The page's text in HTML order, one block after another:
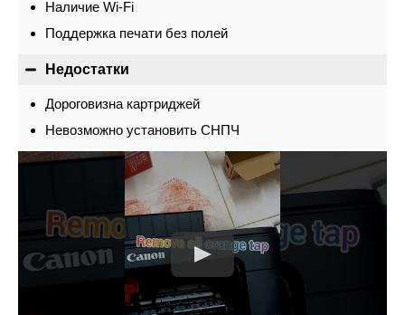
Наличие Wi-Fi
Поддержка печати без полей
Недостатки
Дороговизна картриджей
Невозможно установить СНПЧ